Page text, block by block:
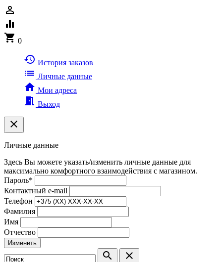
person_outline
equalizer
shopping_cart 0
history История заказов
list Личные данные
home Мои адреса
meeting_room Выход
clear
Личные данные
Здесь Вы можете указать/изменить личные данные для
максимально комфортного взаимодействия с магазином.
Пароль*
Контактный e-mail
Телефон
Фамилия
Имя
Отчество
Изменить
search clear